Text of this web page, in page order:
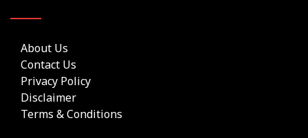
About Us
Contact Us
Privacy Policy
Disclaimer
Terms & Conditions